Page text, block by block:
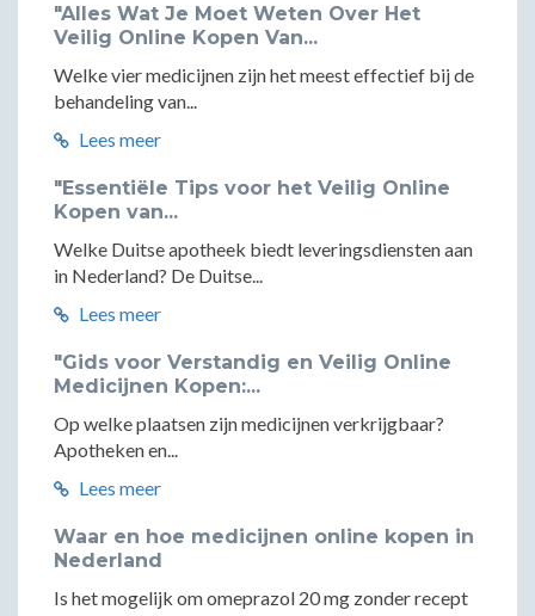
"Alles Wat Je Moet Weten Over Het
Veilig Online Kopen Van...
Welke vier medicijnen zijn het meest effectief bij de
behandeling van...
Lees meer
"Essentiële Tips voor het Veilig Online
Kopen van...
Welke Duitse apotheek biedt leveringsdiensten aan
in Nederland? De Duitse...
Lees meer
"Gids voor Verstandig en Veilig Online
Medicijnen Kopen:...
Op welke plaatsen zijn medicijnen verkrijgbaar?
Apotheken en...
Lees meer
Waar en hoe medicijnen online kopen in
Nederland
Is het mogelijk om omeprazol 20 mg zonder recept